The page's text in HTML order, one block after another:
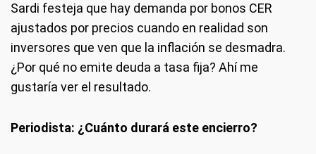
Sardi festeja que hay demanda por bonos CER
ajustados por precios cuando en realidad son
inversores que ven que la inflación se desmadra.
¿Por qué no emite deuda a tasa fija? Ahí me
gustaría ver el resultado.
Periodista: ¿Cuánto durará este encierro?